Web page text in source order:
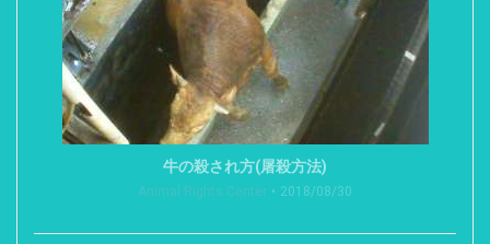
牛の殺され方(屠殺方法)
Animal Rights Center 2018/08/30